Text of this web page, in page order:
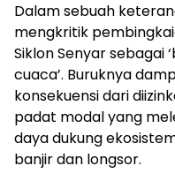
Dalam sebuah
mengkritik
Siklon Senyar sebagai
cuaca’. Buruknya
konsekuensi dari
padat modal yang
daya dukung
banjir dan longsor.